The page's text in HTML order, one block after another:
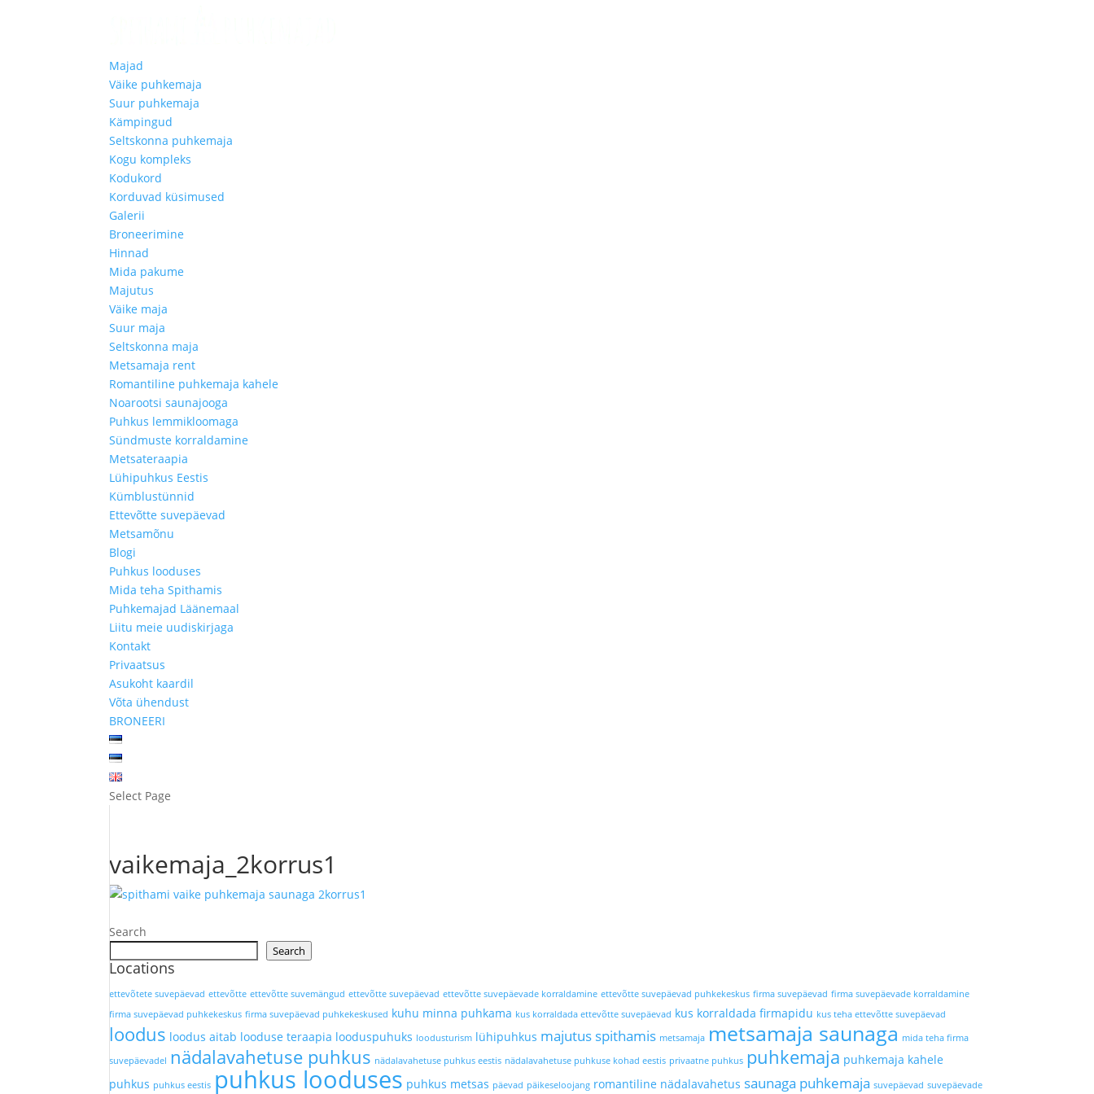
Majad
Väike puhkemaja
Suur puhkemaja
Kämpingud
Seltskonna puhkemaja
Kogu kompleks
Kodukord
Korduvad küsimused
Galerii
Broneerimine
Hinnad
Mida pakume
Majutus
Väike maja
Suur maja
Seltskonna maja
Metsamaja rent
Romantiline puhkemaja kahele
Noarootsi saunajooga
Puhkus lemmikloomaga
Sündmuste korraldamine
Metsateraapia
Lühipuhkus Eestis
Kümblustünnid
Ettevõtte suvepäevad
Metsamõnu
Blogi
Puhkus looduses
Mida teha Spithamis
Puhkemajad Läänemaal
Liitu meie uudiskirjaga
Kontakt
Privaatsus
Asukoht kaardil
Võta ühendust
BRONEERI
Select Page
vaikemaja_2korrus1
Search
Search
Locations
ettevõtete suvepäevad ettevõtte ettevõtte suvemängud ettevõtte suvepäevad ettevõtte suvepäevade korraldamine ettevõtte suvepäevad puhkekeskus firma suvepäevad firma suvepäevade korraldamine
firma suvepäevad puhkekeskus firma suvepäevad puhkekeskused kuhu minna puhkama kus korraldada ettevõtte suvepäevad kus korraldada firmapidu kus teha ettevõtte suvepäevad
loodus loodus aitab looduse teraapia looduspuhuks loodusturism lühipuhkus majutus spithamis metsamaja metsamaja saunaga mida teha firma
suvepäevadel nädalavahetuse puhkus nädalavahetuse puhkus eestis nädalavahetuse puhkuse kohad eestis privaatne puhkus puhkemaja puhkemaja kahele
puhkus puhkus eestis puhkus looduses puhkus metsas päevad päikeseloojang romantiline nädalavahetus saunaga puhkemaja suvepäevad suvepäevade